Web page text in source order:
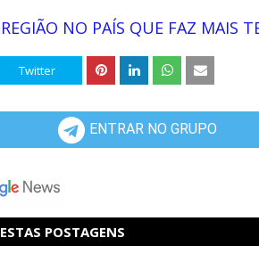
NO PAÍS QUE FAZ MAIS
Twitter
ENTRAR NO GRUPO
POSTAGENS